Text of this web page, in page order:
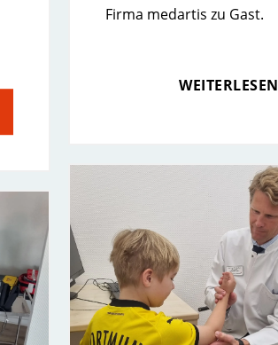
Firma medartis zu Gast.
WEITERLESEN